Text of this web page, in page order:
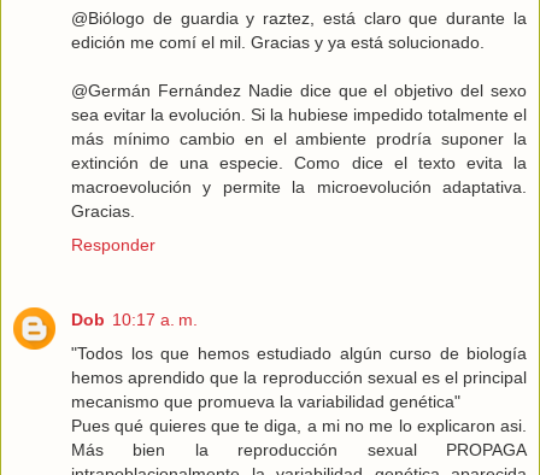
@Biólogo de guardia y raztez, está claro que durante la
edición me comí el mil. Gracias y ya está solucionado.
@Germán Fernández Nadie dice que el objetivo del sexo
sea evitar la evolución. Si la hubiese impedido totalmente el
más mínimo cambio en el ambiente prodría suponer la
extinción de una especie. Como dice el texto evita la
macroevolución y permite la microevolución adaptativa.
Gracias.
Responder
Dob 10:17 a. m.
"Todos los que hemos estudiado algún curso de biología
hemos aprendido que la reproducción sexual es el principal
mecanismo que promueva la variabilidad genética"
Pues qué quieres que te diga, a mi no me lo explicaron asi.
Más bien la reproducción sexual PROPAGA